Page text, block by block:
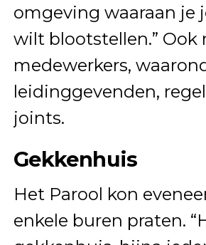
omgeving waaraan je
wilt blootstellen.” Ook
medewerkers,
leidinggevenden,
joints.
Gekkenhuis
Het Parool kon
enkele buren praten.